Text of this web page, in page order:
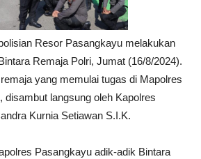
Resor Pasangkayu melakukan
Remaja Polri, Jumat (16/8/2024).
yang memulai tugas di Mapolres
disambut langsung oleh Kapolres
Kurnia Setiawan S.I.K.
Pasangkayu adik-adik Bintara